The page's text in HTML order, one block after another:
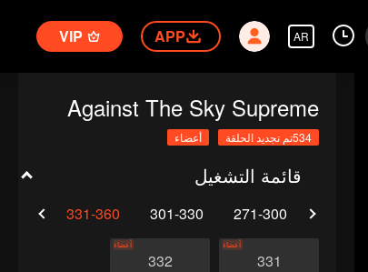
AR
APP
VIP
Against The Sky Supreme
534تم تجديد الحلقة أعضاء
قائمة التشغيل
271-300
301-330
331-360
331
أعضاء
332
أعضاء